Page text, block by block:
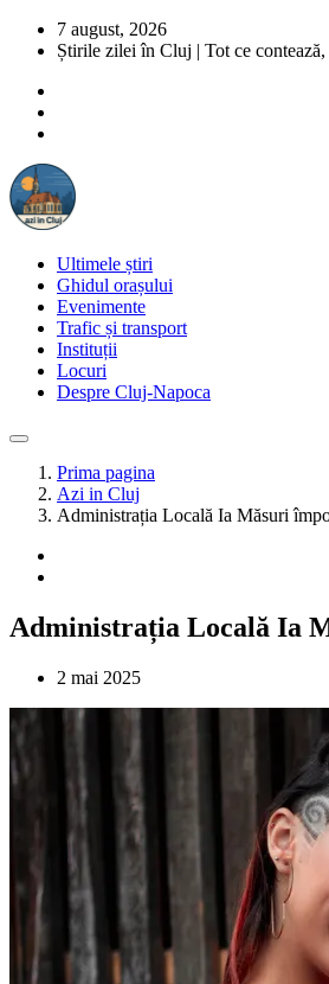
7 august, 2026
Știrile zilei în Cluj | Tot ce
Ultimele știri
Ghidul orașului
Evenimente
Trafic și transport
Instituții
Locuri
Despre Cluj-Napoca
Prima pagina
Azi in Cluj
Administrația Locală Ia Măsuri
Administrația Locală Ia
2 mai 2025